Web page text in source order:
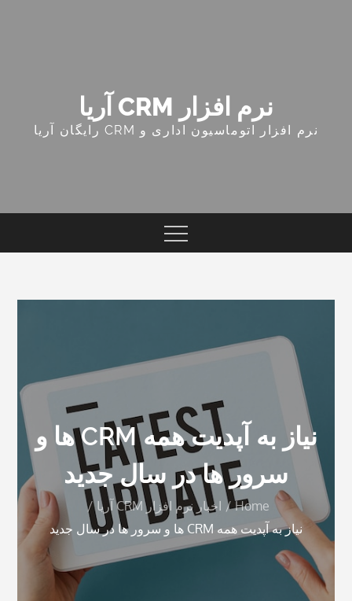
نرم افزار CRM آریا
نرم افزار اتوماسیون اداری و CRM رایگان آریا
نیاز به آپدیت همه CRM ها و
سرور ها در سال جدید
Home
اخبار نرم افزار CRM آریا
نیاز به آپدیت همه CRM ها و سرور ها در سال جدید